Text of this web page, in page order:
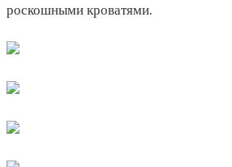
роскошными кроватями.